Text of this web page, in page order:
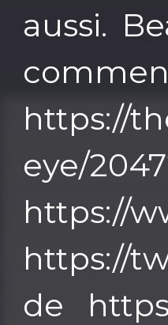
aussi.
https://
eye/
https://
https://
de